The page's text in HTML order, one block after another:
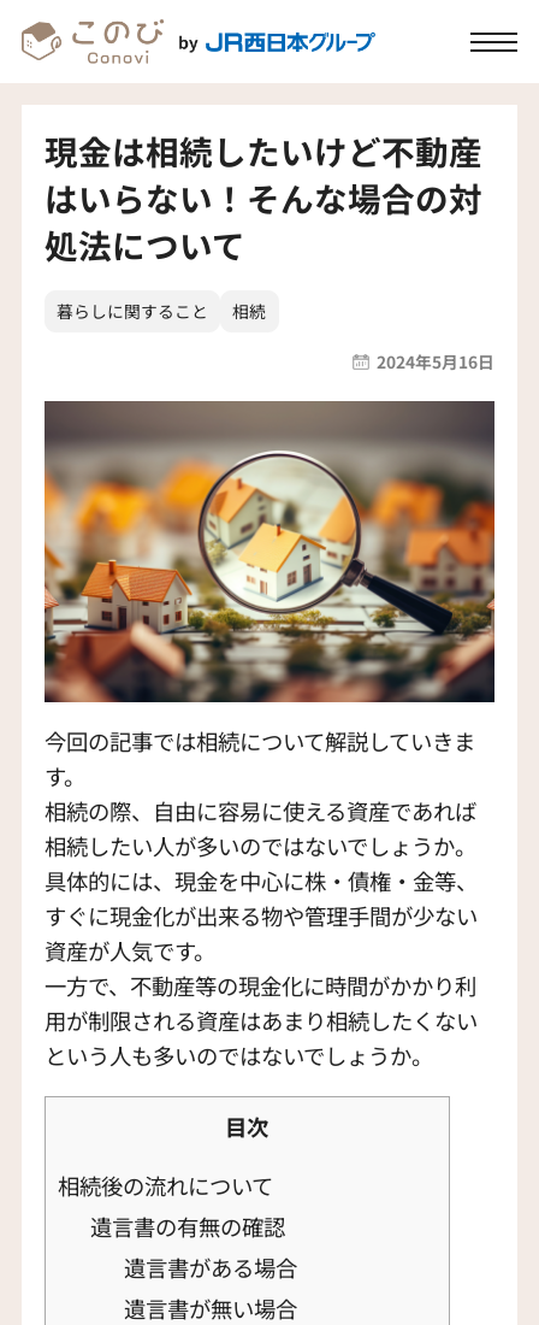
現金は相続したいけど不動産
はいらない！そんな場合の対
処法について
暮らしに関すること 相続
2024年5月16日
今回の記事では相続について解説していきま
す。
相続の際、自由に容易に使える資産であれば
相続したい人が多いのではないでしょうか。
具体的には、現金を中心に株・債権・金等、
すぐに現金化が出来る物や管理手間が少ない
資産が人気です。
一方で、不動産等の現金化に時間がかかり利
用が制限される資産はあまり相続したくない
という人も多いのではないでしょうか。
目次
相続後の流れについて
遺言書の有無の確認
遺言書がある場合
遺言書が無い場合